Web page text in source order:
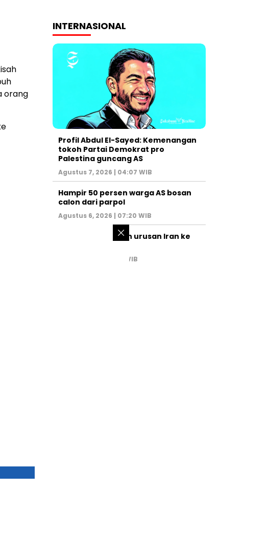
orang
INTERNASIONAL
Profil Abdul El-Sayed: Kemenangan
tokoh Partai Demokrat pro
Palestina guncang AS
Agustus 7, 2026 | 04:07 WIB
Hampir 50 persen warga AS bosan
calon dari parpol
Agustus 6, 2026 | 07:20 WIB
PM Israel serahkan urusan Iran ke
Juli 31, 2026 | 02:47 WIB